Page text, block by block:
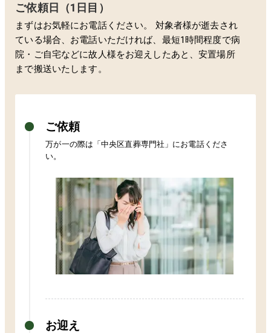
ご依頼日（1日目）
まずはお気軽にお電話ください。 対象者様が逝去され
ている場合、お電話いただければ、最短1時間程度で病
院・ご自宅などに故人様をお迎えしたあと、安置場所
まで搬送いたします。
ご依頼
万が一の際は「中央区直葬専門社」にお電話くださ
い。
お迎え